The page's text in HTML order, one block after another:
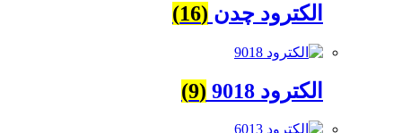
الکترود چدن (16)
الکترود 9018 (9)